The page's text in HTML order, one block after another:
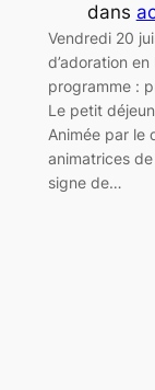
dans
Vendredi 20
d’adoration
programme :
Le petit
Animée par le
animatrices
signe de…